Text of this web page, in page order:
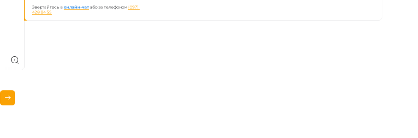
Звертайтесь вонлайн-чат або за телефоном(097)
428 84 55